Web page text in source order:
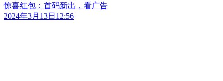
惊喜红包：首码新出，看广告
2024年3月13日12:56